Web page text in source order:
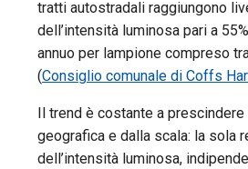
tratti autostradali raggiungono
dell’intensità luminosa pari a
annuo per lampione compreso
(Consiglio comunale di Coffs
Il trend è costante a prescindere
geografica e dalla scala: la sola
dell’intensità luminosa,